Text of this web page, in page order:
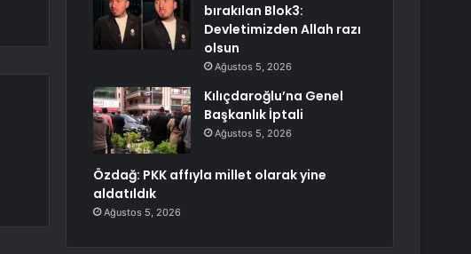
bırakılan Blok3:
Devletimizden Allah razı
olsun
Ağustos 5, 2026
Kılıçdaroğlu’na Genel
Başkanlık İptali
Ağustos 5, 2026
Özdağ: PKK affıyla millet olarak yine
aldatıldık
Ağustos 5, 2026